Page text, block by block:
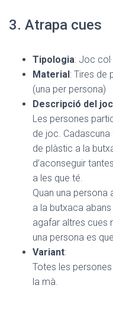
3. Atrapa cues
Tipologia: Joc
Material: Tires de
(una per persona)
Descripció del joc
Les persones
de joc.
de plàstic a la
d’aconseguir
a les que té.
Quan una persona
a la butxaca
agafar altres cues
una persona es
Variant:
Totes les
la mà.